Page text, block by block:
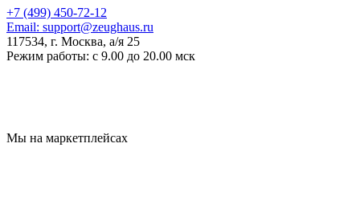
+7 (499) 450-72-12
Email: support@zeughaus.ru
117534, г. Москва, а/я 25
Режим работы: с 9.00 до 20.00 мск
Мы на маркетплейсах